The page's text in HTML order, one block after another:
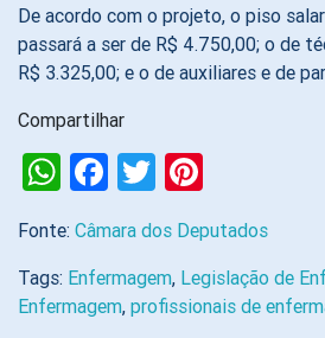
De acordo com o projeto, o piso
passará a ser de R$ 4.750,00; o de
R$ 3.325,00; e o de auxiliares e de
Compartilhar
WhatsApp
Facebook
Twitter
Fonte: Câmara dos Deputados
Tags: Enfermagem, Legislação de
Enfermagem, profissionais de